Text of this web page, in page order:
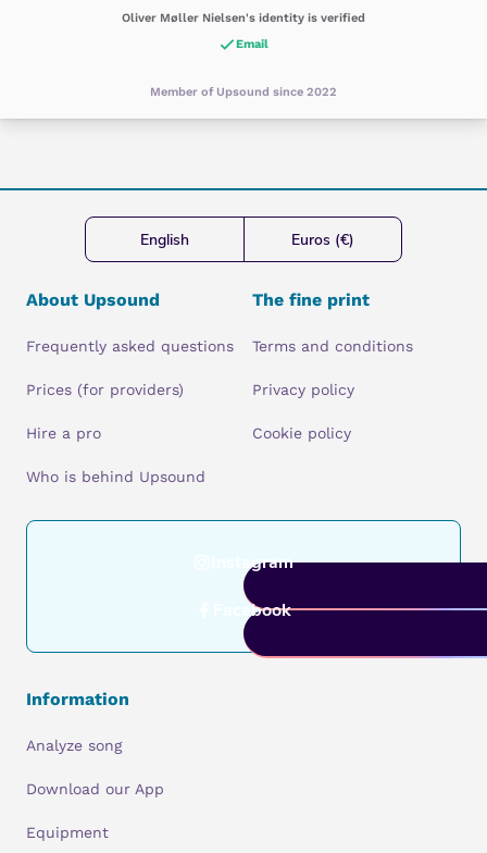
Oliver Møller Nielsen's identity is verified
Email
Member of Upsound since 2022
English Euros (€)
About Upsound
Frequently asked questions
Prices (for providers)
Hire a pro
Who is behind Upsound
The fine print
Terms and conditions
Privacy policy
Cookie policy
Instagram
Facebook
Information
Analyze song
Download our App
Equipment